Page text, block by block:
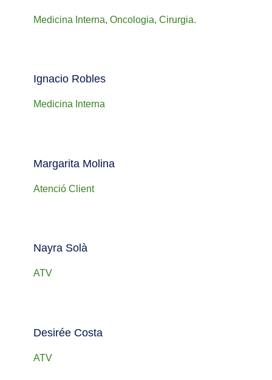
Medicina Interna, Oncologia, Cirurgia.
Ignacio Robles
Medicina Interna
Margarita Molina
Atenció Client
Nayra Solà
ATV
Desirée Costa
ATV